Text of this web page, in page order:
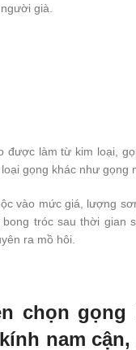
già.
được làm từ kim loại,
gọng khác như gọng
vào mức giá, lượng
tróc sau thời gian
ra mồ hôi.
chọn gọng
nam